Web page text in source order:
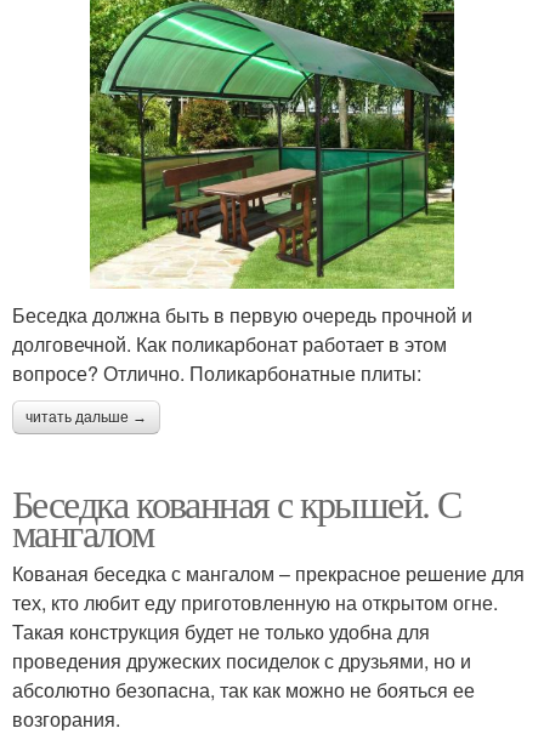
Беседка должна быть в первую очередь прочной и
долговечной. Как поликарбонат работает в этом
вопросе? Отлично. Поликарбонатные плиты:
читать дальше →
Беседка кованная с крышей. С
мангалом
Кованая беседка с мангалом – прекрасное решение для
тех, кто любит еду приготовленную на открытом огне.
Такая конструкция будет не только удобна для
проведения дружеских посиделок с друзьями, но и
абсолютно безопасна, так как можно не бояться ее
возгорания.